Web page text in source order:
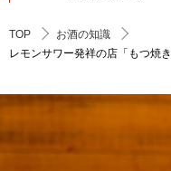
TOP
お酒の知識
レモンサワー発祥の店「もつ焼